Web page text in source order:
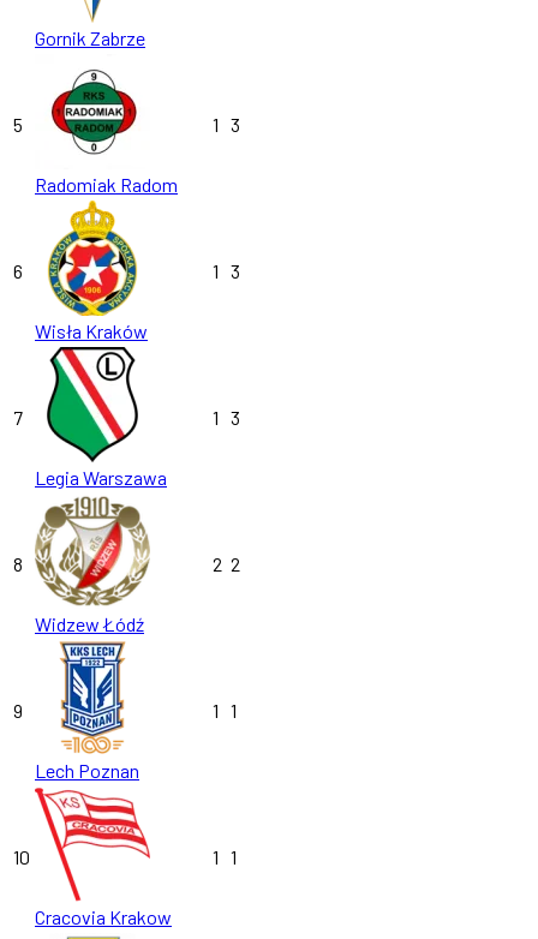
Gornik Zabrze
5
Radomiak Radom
1 3
6
Wisła Kraków
1 3
7
Legia Warszawa
1 3
8
Widzew Łódź
2 2
9
Lech Poznan
1 1
10
Cracovia Krakow
1 1